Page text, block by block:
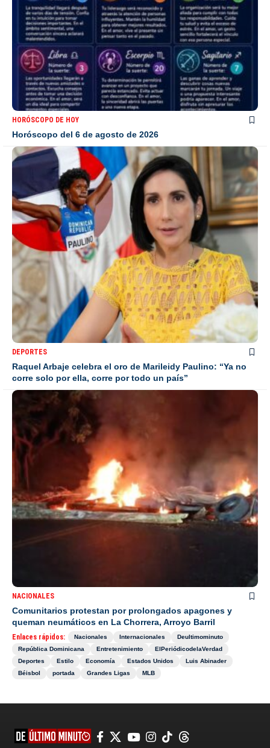
HORÓSCOPO DE HOY
Horóscopo del 6 de agosto de 2026
DEPORTES
Raquel Arbaje celebra el oro de Marileidy Paulino: “Ya no
corre solo por ella, corre por todo un país”
NACIONALES
Comunitarios protestan por prolongados apagones y
queman neumáticos en La Chorrera, Arroyo Barril
Enlaces rápidos: Nacionales Internacionales
Deultimominuto
República Dominicana
Entretenimiento
ElPeriódicodelaVerdad
Deportes
Estilo Economía Estados Unidos
Luis Abinader
Béisbol
portada Grandes Ligas MLB